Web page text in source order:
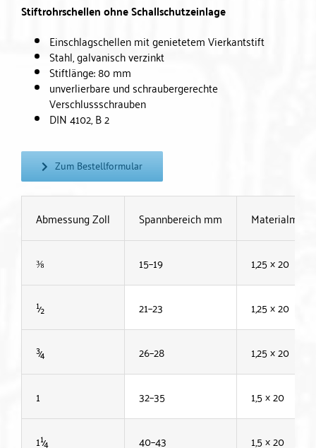
Stiftrohrschellen ohne Schallschutzeinlage
Einschlagschellen mit genietetem Vierkantstift
Stahl, galvanisch verzinkt
Stiftlänge: 80 mm
unverlierbare und schraubergerechte
Verschlussschrauben
DIN 4102, B 2
Zum Bestellformular
Abmessung Zoll Spannbereich mm
⅜ 15–19 1,25 × 20
½ 21–23 1,25 × 20
¾ 26–28 1,25 × 20
1 32–35 1,5 × 20
1¼ 40–43 1,5 × 20